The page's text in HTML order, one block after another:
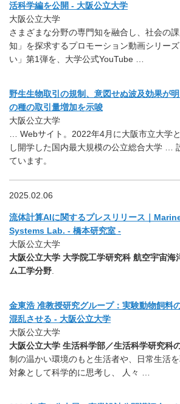
活科学編を公開 - 大阪公立大学
大阪公立大学
さまざまな分野の専門知を融合し、社会の
知」を探求するプロモーション動画シリー
い」第1弾を、大学公式YouTube …
野生生物取引の規制、意図せぬ波及効果が
の種の取引量増加を示唆
大阪公立大学
… Webサイト。2022年4月に大阪市立大学
し開学した国内最大規模の公立総合大学 …
ています。
2025.02.06
流体計算AIに関するプレスリリース｜
Systems Lab. - 橋本研究室 -
大阪公立大学
大阪公立大学 大学院工学研究科 航空宇宙海
ム工学分野
金東浩 准教授研究グループ：実験動物飼料
混乱させる - 大阪公立大学
大阪公立大学
大阪公立大学 生活科学部／生活科学研究科
制の温かい環境のもと生活者や、日常生活
対象として科学的に思考し、 人々 …